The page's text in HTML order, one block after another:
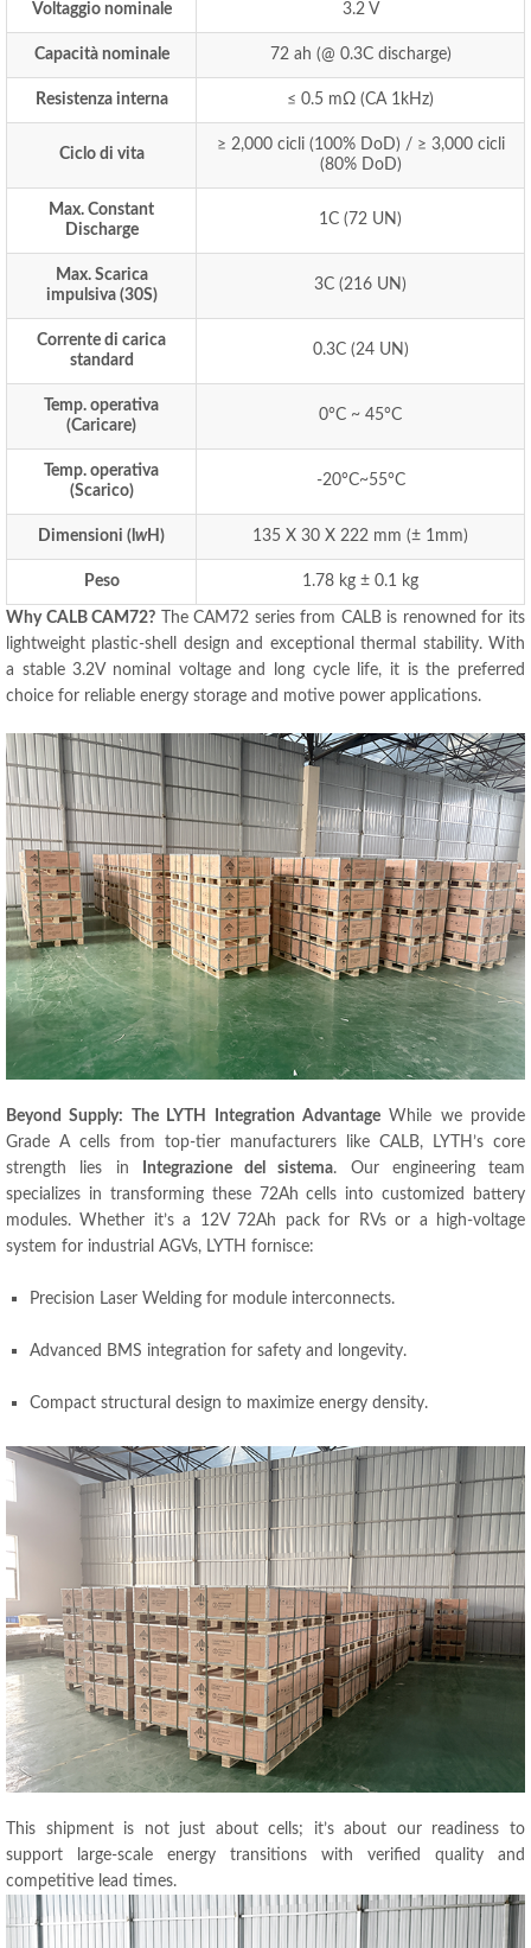
Voltaggio nominale 3.2 V
Capacità nominale 72 ah (@ 0.3C discharge)
Resistenza interna ≤ 0.5 mΩ (CA 1kHz)
Ciclo di vita
≥ 2,000 cicli (100% DoD) / ≥ 3,000 cicli
(80% DoD)
Max. Constant
Discharge
1C (72 UN)
Max. Scarica
impulsiva (30S)
3C (216 UN)
Corrente di carica
standard
0.3C (24 UN)
Temp. operativa
(Caricare)
0°C ~ 45°C
Temp. operativa
(Scarico)
-20°C~55°C
Dimensioni (l wH) 135 X 30 X 222 mm (± 1mm)
Peso 1.78 kg ± 0.1 kg
Why CALB CAM72?
The CAM72 series from CALB is renowned for its
lightweight plastic-shell design and exceptional thermal stability. With
a stable 3.2V nominal voltage and long cycle life, it is the preferred
choice for reliable energy storage and motive power applications.
Beyond Supply: The LYTH Integration Advantage While we provide
Grade A cells from top-tier manufacturers like CALB,
LYTH’s core
strength lies in
Integrazione del sistema. Our engineering team
specializes in transforming these 72Ah cells into customized battery
modules. Whether it’s a 12V 72Ah pack for RVs or a high-voltage
system for industrial AGVs, LYTH fornisce:
Precision Laser Welding for module interconnects.
Advanced BMS integration for safety and longevity.
Compact structural design to maximize energy density.
This shipment is not just about cells; it’s about our readiness to
support large-scale energy transitions with verified quality and
competitive lead times.